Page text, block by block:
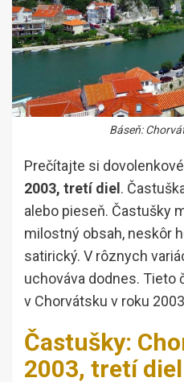
Báseň:
Prečítajte si
2003, tretí diel .
alebo pieseň. Častušky
milostný obsah, neskôr
satirický. V rôznych
uchováva dodnes. Tieto
v Chorvátsku v roku
Častušky:
2003, tretí diel